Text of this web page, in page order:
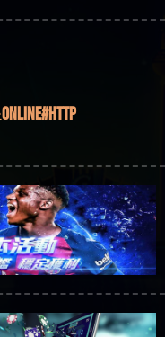
老虎機！
騙套路緊急追討
力智投資是真的嗎
在癡迷力智投資高
追回資金賴
是不是詐騙 天盛商
被天盛商行詐騙一
】退休老翁被
靈是真的嗎 大戶e
騙嗎 大戶e點靈無
規避詐騙陷阱
續收割國人中【免
詐騙嗎 弘記投資
被弘記投資詐騙的
騙資金
】KnTop利用新型
KnTop是不是詐騙
法出金 被KnTop詐騙
持續收割國人中
運算專案是詐騙嗎
運算專案是真的嗎
本文教你如何拿
割國人中【免費
嗎 Hoyabit是不是詐
詐騙的錢怎麼辦
騙持續收割國人
多元化行銷是詐
KS.M多元化行銷是
錢怎麼辦 本文教
」深度解析野原
& Love是不是詐
原家 Family & Love是
& Love是詐騙平台
割國人中【免費
騙嗎 元盈橋是不是
詐騙的錢怎麼辦
】M.L.Edge利用新
的嗎 M.L.Edge是不
續收割國人中【免
詐騙的錢怎
是不是詐騙 FLTO是
】八旬老翁被
網不要玩
帳號可以去吃屎
小畢的會員～～
話來毀謗欸哈哈哈